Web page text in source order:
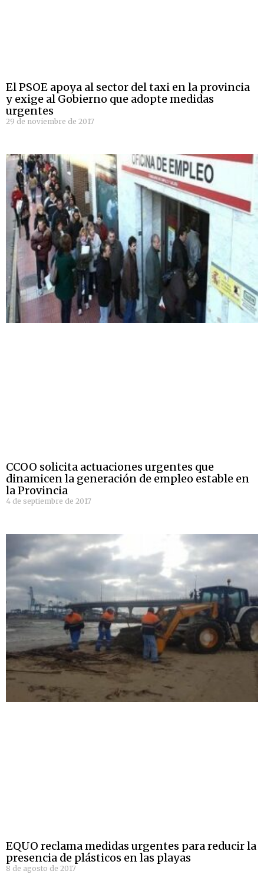
El PSOE apoya al sector del taxi en la provincia
y exige al Gobierno que adopte medidas
urgentes
29 de noviembre de 2017
CCOO solicita actuaciones urgentes que
dinamicen la generación de empleo estable en
la Provincia
4 de septiembre de 2017
EQUO reclama medidas urgentes para reducir la
presencia de plásticos en las playas
8 de agosto de 2017